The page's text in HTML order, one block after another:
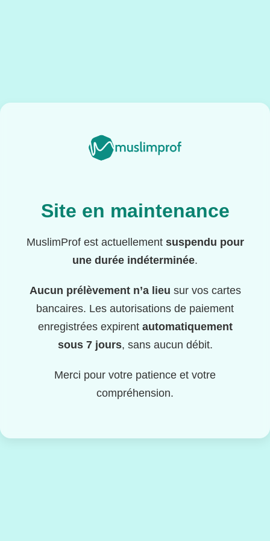
Site en maintenance
MuslimProf est actuellement suspendu pour
une durée indéterminée.
Aucun prélèvement n’a lieu sur vos cartes
bancaires. Les autorisations de paiement
enregistrées expirent automatiquement
sous 7 jours, sans aucun débit.
Merci pour votre patience et votre
compréhension.